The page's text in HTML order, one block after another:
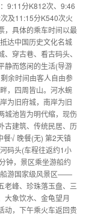
9:11分K812次、9:46
及11:15分K540次火
，具体的乘车时间以最
达中国历史文化名城
穿古巷、看古码头、
静而悠闲的生活(导游
余时间由客人自由参
，四周皆山。河水蜿
为旧府城，南岸为旧
城池皆为明代缩，现伤
古建筑、传统民居、历
餐√ 晚餐(无) 第2天镇
码头(车程往返约1小
钟，景区乘坐游船约
船游国家级风景区——
老峰、珍珠落玉盘、三
大象饮水、金龟望月
动，下午乘火车返回贵